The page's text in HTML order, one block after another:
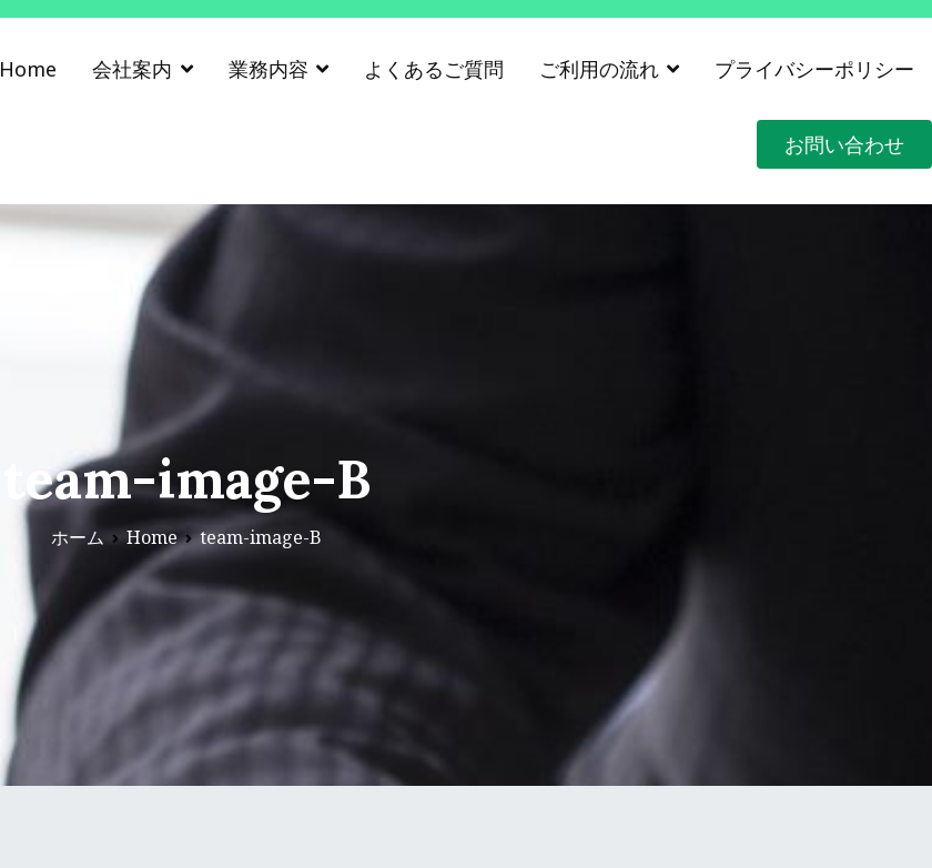
Home 会社案内 業務内容 よくあるご質問 ご利用の流れ プライバシーポリシー
お問い合わせ
team-image-B
ホーム Home team-image-B